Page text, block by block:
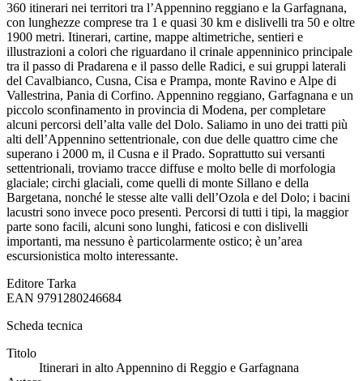
360 itinerari nei territori tra l’Appennino reggiano e la Garfagnana,
con lunghezze comprese tra 1 e quasi 30 km e dislivelli tra 50 e oltre
1900 metri. Itinerari, cartine, mappe altimetriche, sentieri e
illustrazioni a colori che riguardano il crinale appenninico principale
tra il passo di Pradarena e il passo delle Radici, e sui gruppi laterali
del Cavalbianco, Cusna, Cisa e Prampa, monte Ravino e Alpe di
Vallestrina, Pania di Corfino. Appennino reggiano, Garfagnana e un
piccolo sconfinamento in provincia di Modena, per completare
alcuni percorsi dell’alta valle del Dolo. Saliamo in uno dei tratti più
alti dell’Appennino settentrionale, con due delle quattro cime che
superano i 2000 m, il Cusna e il Prado. Soprattutto sui versanti
settentrionali, troviamo tracce diffuse e molto belle di morfologia
glaciale; circhi glaciali, come quelli di monte Sillano e della
Bargetana, nonché le stesse alte valli dell’Ozola e del Dolo; i bacini
lacustri sono invece poco presenti. Percorsi di tutti i tipi, la maggior
parte sono facili, alcuni sono lunghi, faticosi e con dislivelli
importanti, ma nessuno è particolarmente ostico; è un’area
escursionistica molto interessante.
Editore Tarka
EAN 9791280246684
Scheda tecnica
Titolo
Itinerari in alto Appennino di Reggio e Garfagnana